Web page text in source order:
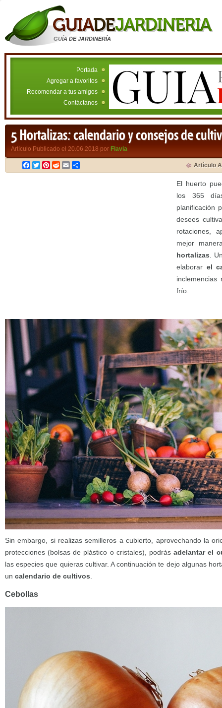
GUÍA DE JARDINERÍA
Portada
Agregar a favoritos
Recomendar a tus amigos
Contáctanos
5 Hortalizas: calendario y consejos de
Artículo Publicado el 20.06.2018 por Flavia
Facebook
TwitterPinterest
RedditEmail Artículo
El huerto
los 365
planificación
desees
rotaciones,
mejor
hortalizas .
elaborar el
inclemencias
frío.
Sin embargo, si realizas semilleros a cubierto, aprovechando la
protecciones (bolsas de plástico o cristales), podrásadelantar el
las especies que quieras cultivar. A continuación te dejo algunas
un calendario de cultivos
Cebollas